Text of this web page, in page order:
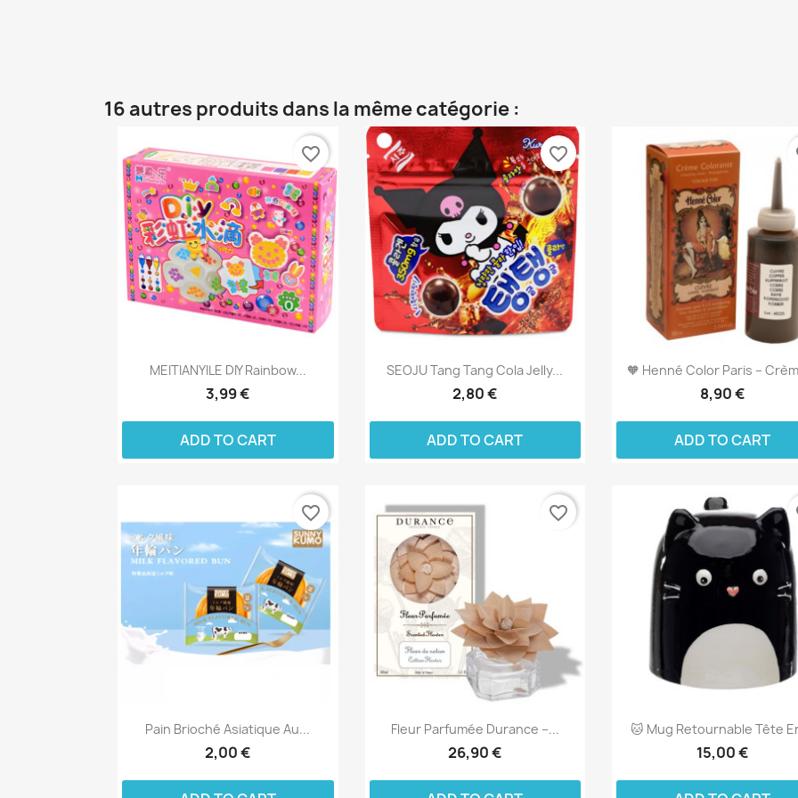
16 autres produits dans la même catégorie :
MEITIANYILE DIY Rainbow...
3,99 €
ADD TO CART
favorite_border
SEOJU Tang Tang Cola Jelly...
2,80 €
ADD TO CART
favorite_border
🧡 Henné Color Paris –
8,90 €
ADD TO CART
Pain Brioché Asiatique Au...
2,00 €
favorite_border
Fleur Parfumée Durance –...
26,90 €
favorite_border
🐱 Mug Retournable Tête
15,00 €